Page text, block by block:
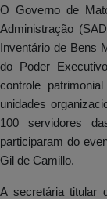
O Governo de
Administração
Inventário de Bens
do Poder
controle
unidades
100 servidores
participaram do
Gil de Camillo.
A secretária titular